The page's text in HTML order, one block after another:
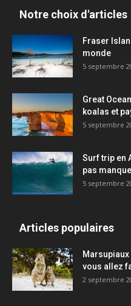
Notre choix d'articles
Fraser
monde
5 septembre
Great
koalas et
5 septembre
Surf trip en
pas
5 septembre
Articles populaires
vous allez
2 septembre